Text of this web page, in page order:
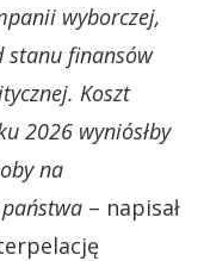
wyborczej,
stanu finansów
Koszt
2026 wyniósłby
na
– napisał